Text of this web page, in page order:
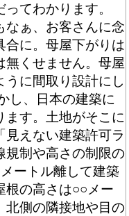
てわかります。
なぁ、お客さんに念
合に。母屋下がりは
無くせません。母屋
に間取り設計にし
し、日本の建築に
ます。土地がそこに
見えない建築許可ラ
規制や高さの制限の
ートル離して建築
根の高さは○○メー
北側の隣接地や目の